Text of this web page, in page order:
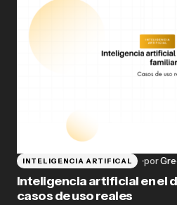
INTELIGENCIA ARTIFICAL por
Inteligencia artificial en el
casos de uso reales